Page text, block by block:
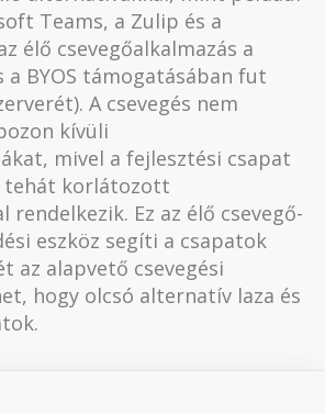
Teams, a Zulip és a
élő csevegőalkalmazás a
a BYOS támogatásában fut
A csevegés nem
kívüli
mivel a fejlesztési csapat
tehát korlátozott
rendelkezik. Ez az élő csevegő-
eszköz segíti a csapatok
az alapvető csevegési
hogy olcsó alternatív laza és